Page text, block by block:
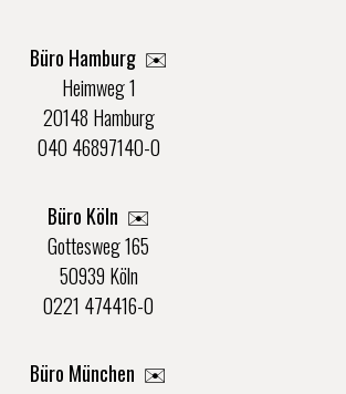
Büro Hamburg ✉️
Heimweg 1
20148 Hamburg
040 46897140-0
Büro Köln ✉️
Gottesweg 165
50939 Köln
0221 474416-0
Büro München ✉️